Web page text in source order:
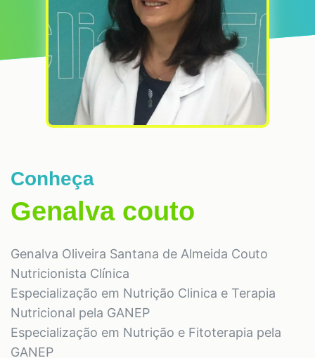
Conheça
Genalva couto
Genalva Oliveira Santana de Almeida Couto
Nutricionista Clínica
Especialização em Nutrição Clinica e Terapia
Nutricional pela GANEP
Especialização em Nutrição e Fitoterapia pela
GANEP